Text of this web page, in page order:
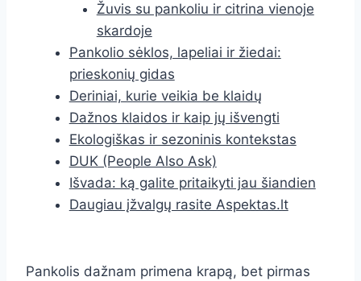
Žuvis su pankoliu ir citrina vienoje
skardoje
Pankolio sėklos, lapeliai ir žiedai:
prieskonių gidas
Deriniai, kurie veikia be klaidų
Dažnos klaidos ir kaip jų išvengti
Ekologiškas ir sezoninis kontekstas
DUK (People Also Ask)
Išvada: ką galite pritaikyti jau šiandien
Daugiau įžvalgų rasite Aspektas.lt
Pankolis dažnam primena krapą, bet pirmas